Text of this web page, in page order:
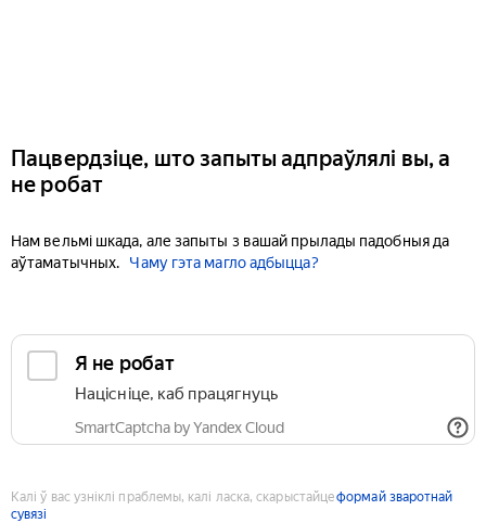
Пацвердзіце, што запыты адпраўлялі вы, а
не робат
Нам вельмі шкада, але запыты з вашай прылады падобныя да
аўтаматычных.
Чаму гэта магло адбыцца?
Я не робат
Націсніце, каб працягнуць
SmartCaptcha by Yandex Cloud
Калі ў вас узніклі праблемы, калі ласка, скарыстайцеформай зваротнай
сувязі